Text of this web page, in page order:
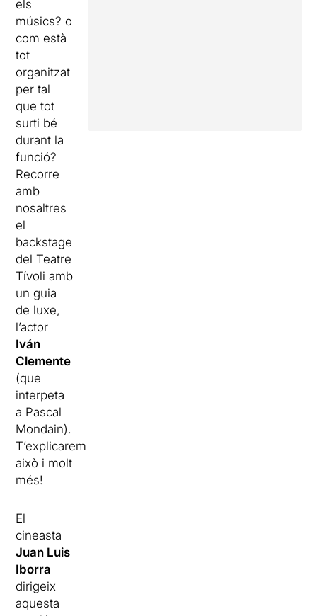
els
músics? o
com està
tot
organitzat
per tal
que tot
surti bé
durant la
funció?
Recorre
amb
nosaltres
el
backstage
del Teatre
Tívoli amb
un guia
de luxe,
l’actor
Iván
Clemente
(que
interpeta
a Pascal
Mondain).
T’explicarem
això i molt
més!
El
cineasta
Juan Luis
Iborra
dirigeix
aquesta